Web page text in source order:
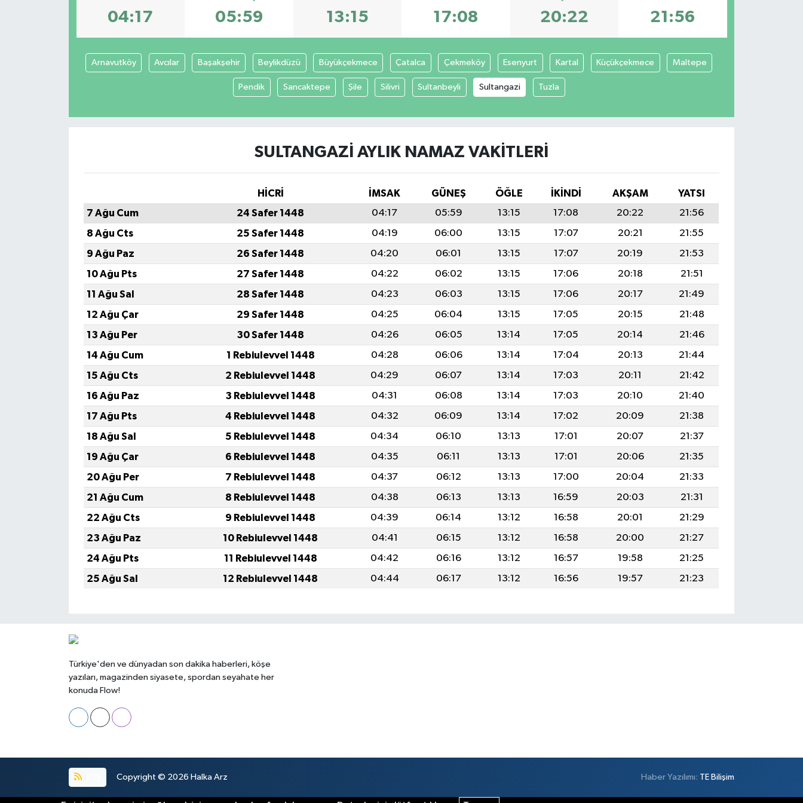
04:17 05:59 13:15 17:08 20:22 21:56
Arnavutköy Avcılar Başakşehir Beylikdüzü Büyükçekmece Çatalca Çekmeköy Esenyurt Kartal Küçükçekmece Maltepe
Pendik Sancaktepe Şile Silivri Sultanbeyli Sultangazi Tuzla
SULTANGAZI AYLIK NAMAZ VAKITLERI
HİCRİ İMSAK GÜNEŞ ÖĞLE İKINDI AKŞAM
YATSI
7 Ağu Cum
24 Safer 1448 04:17 05:59 13:15 17:08 20:22
21:56
8 Ağu Cts
25 Safer 1448 04:19 06:00 13:15 17:07 20:21
21:55
9 Ağu Paz
26 Safer 1448 04:20 06:01 13:15 17:07 20:19
21:53
10 Ağu Pts
27 Safer 1448 04:22 06:02 13:15 17:06 20:18
21:51
11 Ağu Sal
28 Safer 1448 04:23 06:03 13:15 17:06 20:17
21:49
12 Ağu Çar
29 Safer 1448 04:25 06:04 13:15 17:05 20:15
21:48
13 Ağu Per
30 Safer 1448 04:26 06:05 13:14 17:05 20:14
21:46
14 Ağu Cum
1 Rebiulevvel 1448 04:28 06:06 13:14 17:04 20:13
21:44
15 Ağu Cts
2 Rebiulevvel 1448 04:29 06:07 13:14 17:03 20:11
21:42
16 Ağu Paz
3 Rebiulevvel 1448 04:31 06:08 13:14 17:03 20:10
21:40
17 Ağu Pts
4 Rebiulevvel 1448 04:32 06:09 13:14 17:02 20:09
21:38
18 Ağu Sal
5 Rebiulevvel 1448 04:34 06:10 13:13 17:01 20:07
21:37
19 Ağu Çar
6 Rebiulevvel 1448 04:35 06:11 13:13 17:01 20:06
21:35
20 Ağu Per
7 Rebiulevvel 1448 04:37 06:12 13:13 17:00 20:04
21:33
21 Ağu Cum
8 Rebiulevvel 1448 04:38 06:13 13:13 16:59 20:03
21:31
22 Ağu Cts
9 Rebiulevvel 1448 04:39 06:14 13:12 16:58 20:01
21:29
23 Ağu Paz
10 Rebiulevvel 1448 04:41 06:15 13:12 16:58 20:00
21:27
24 Ağu Pts
11 Rebiulevvel 1448 04:42 06:16 13:12 16:57 19:58
21:25
25 Ağu Sal
12 Rebiulevvel 1448 04:44 06:17 13:12 16:56 19:57 21:23
Türkiye'den ve dünyadan son dakika haberleri, köşe
yazıları, magazinden siyasete, spordan seyahate her
konuda Flow!
Copyright © 2026 Halka Arz Haber Yazılımı: TE Bilişim